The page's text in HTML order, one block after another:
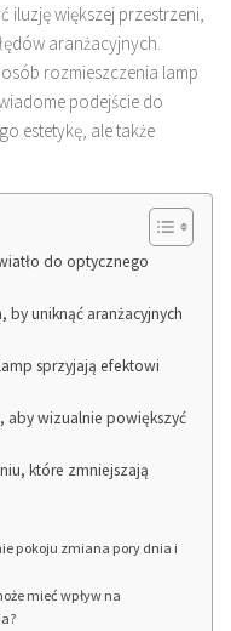
iluzję większej przestrzeni,
aranżacyjnych.
rozmieszczenia lamp
podejście do
estetykę, ale także
do optycznego
by uniknąć aranżacyjnych
sprzyjają efektowi
aby wizualnie powiększyć
które zmniejszają
pokoju zmiana pory dnia i
mieć wpływ na